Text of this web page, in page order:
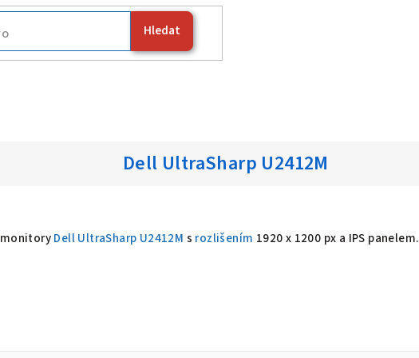
Hledat
Dell UltraSharp U2412M
monitoryDell UltraSharp U2412M s rozlišením 1920 x 1200 px a IPS panelem.